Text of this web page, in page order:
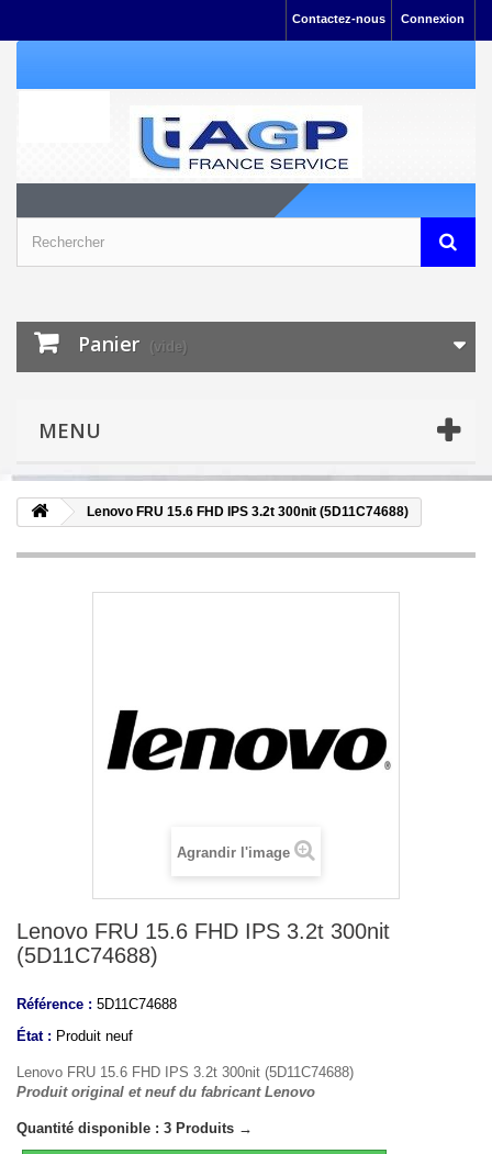
Connexion
Contactez-nous
Panier (vide)
MENU
Lenovo FRU 15.6 FHD IPS 3.2t 300nit (5D11C74688)
Agrandir l'image
Lenovo FRU 15.6 FHD IPS 3.2t 300nit
(5D11C74688)
Référence : 5D11C74688
État : Produit neuf
Lenovo FRU 15.6 FHD IPS 3.2t 300nit (5D11C74688)
Produit original et neuf du fabricant Lenovo
Quantité disponible : 3 Produits →